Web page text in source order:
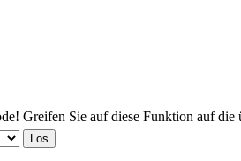
Greifen Sie auf diese Funktion auf